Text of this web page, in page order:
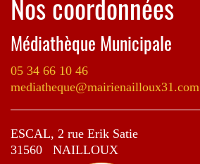
Médiathèque Municipale
05 34 66 10 46
mediatheque@mairienailloux31.com
ESCAL, 2 rue Erik Satie
31560 NAILLOUX